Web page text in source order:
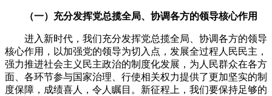
（一）充分发挥党总揽全局、协调各方的领导核心作用
进入新时代，我们充分发挥党总揽全局、协调各方的领导
核心作用，以加强党的领导为切入点，发展全过程人民民主，
强力推进社会主义民主政治的制度化发展，为人民群众在各方
面、各环节参与国家治理、行使相关权力提供了更加坚实的制
度保障，成绩喜人，令人瞩目。新征程上，我们要保持足够的